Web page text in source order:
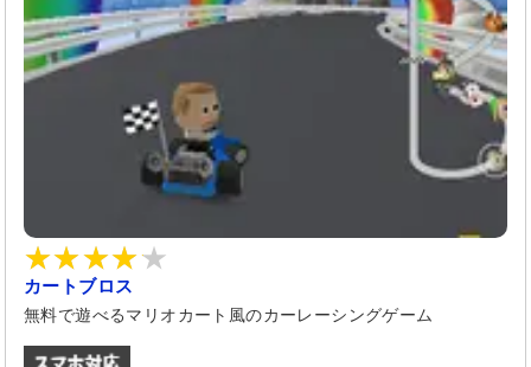
カートブロス
無料で遊べるマリオカート風のカーレーシングゲーム